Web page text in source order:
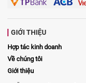
GIỚI THIỆU
Hợp tác kinh doanh
Về chúng tôi
Giới thiệu